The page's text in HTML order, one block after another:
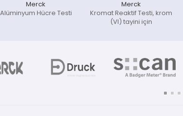
Merck
Alüminyum Hücre Testi
Merck
Kromat Reaktif Testi, krom
(VI) tayini için